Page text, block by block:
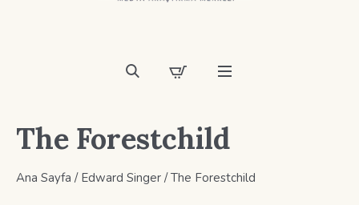
The Forestchild
Ana Sayfa / Edward Singer / The Forestchild